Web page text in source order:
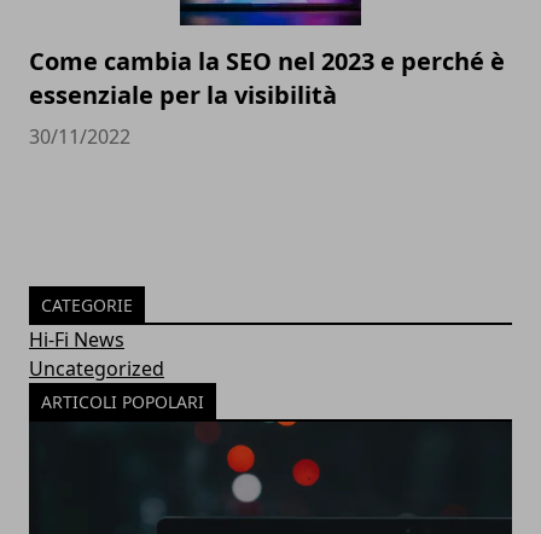
Come cambia la SEO nel 2023 e perché è
essenziale per la visibilità
30/11/2022
CATEGORIE
Hi-Fi News
Uncategorized
ARTICOLI POPOLARI